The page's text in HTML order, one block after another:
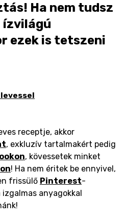
Ha nem tudsz
ízvilágú
ezek is tetszeni
receptje, akkor
, exkluzív tartalmakért pedig
, kövessetek minket
! Ha nem éritek be ennyivel,
frissülő Pinterest-
anyagokkal